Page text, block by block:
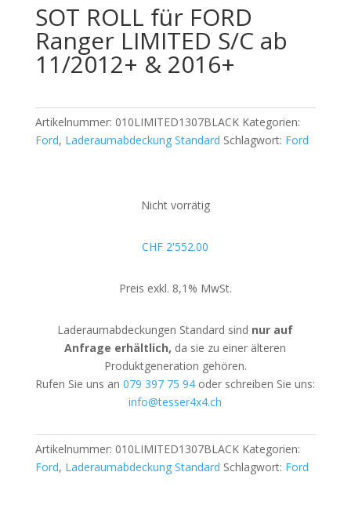
SOT ROLL für FORD
Ranger LIMITED S/C ab
11/2012+ & 2016+
Artikelnummer: 010LIMITED1307BLACK Kategorien:
Ford, Laderaumabdeckung Standard Schlagwort: Ford
Nicht vorrätig
CHF 2'552.00
Preis exkl. 8,1% MwSt.
Laderaumabdeckungen Standard sind nur auf
Anfrage erhältlich, da sie zu einer älteren
Produktgeneration gehören.
Rufen Sie uns an079 397 75 94 oder schreiben Sie uns:
info@tesser4x4.ch
Artikelnummer: 010LIMITED1307BLACK Kategorien:
Ford, Laderaumabdeckung Standard Schlagwort: Ford